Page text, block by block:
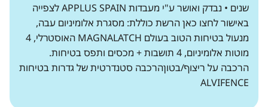
שנים • נבדק ואושר ע"י מעבדות APPLUS SPAIN לצפייה
באישור לחצו כאן הרשת כוללת: מסגרת אלומיניום עבה,
מנעול בטיחות הטוב בעולם MAGNALATCH האוסטרלי, 4
מוטות אלומיניום, 4 תושבות + מכסים ותפס בטיחות.
הרכבה על ריצוף/בטוןהרכבה סטנדרטית של גדרות בטיחות
ALVIFENCE